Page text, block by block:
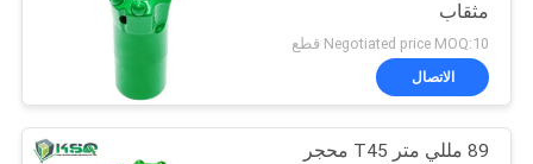
مثقاب
Negotiated price MOQ:10 قطع
الاتصال
89 مللي متر T45 محجر